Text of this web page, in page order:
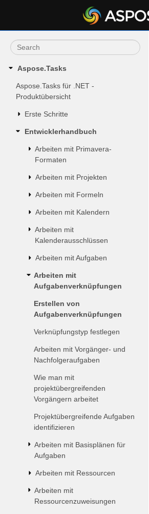
Aspose.Tasks
Aspose.Tasks für .NET -
Produktübersicht
Erste Schritte
Entwicklerhandbuch
Arbeiten mit Primavera-
Formaten
Arbeiten mit Projekten
Arbeiten mit Formeln
Arbeiten mit Kalendern
Arbeiten mit
Kalenderausschlüssen
Arbeiten mit Aufgaben
Arbeiten mit
Aufgabenverknüpfungen
Erstellen von
Aufgabenverknüpfungen
Verknüpfungstyp festlegen
Arbeiten mit Vorgänger- und
Nachfolgeraufgaben
Wie man mit
projektübergreifenden
Vorgängern arbeitet
Projektübergreifende Aufgaben
identifizieren
Arbeiten mit Basisplänen für
Aufgaben
Arbeiten mit Ressourcen
Arbeiten mit
Ressourcenzuweisungen